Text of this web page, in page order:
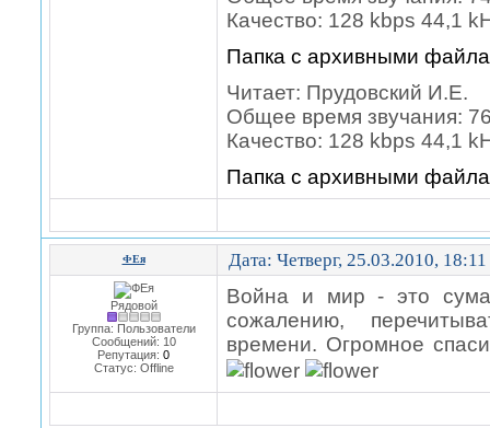
Качество: 128 kbps 44,1
Папка с архивными
Читает: Прудовский И.Е.
Общее время звучания:
Качество: 128 kbps 44,1
Папка с архивными
ФЕя Дата: Четверг, 25.03.2010,
Рядовой
Группа: Пользователи
Сообщений: 10
Репутация: 0
Статус: Offline
Война и мир - это
сожалению,
времени. Огромное